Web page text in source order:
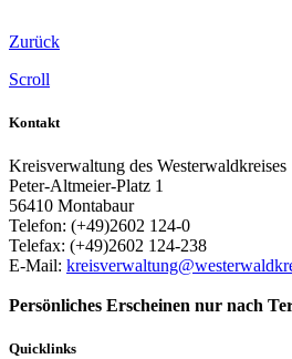
Zurück
Scroll
Kontakt
Kreisverwaltung des Westerwaldkreises
Peter-Altmeier-Platz 1
56410 Montabaur
Telefon: (+49)2602 124-0
Telefax: (+49)2602 124-238
E-Mail:
Persönliches Erscheinen nur nach
Quicklinks